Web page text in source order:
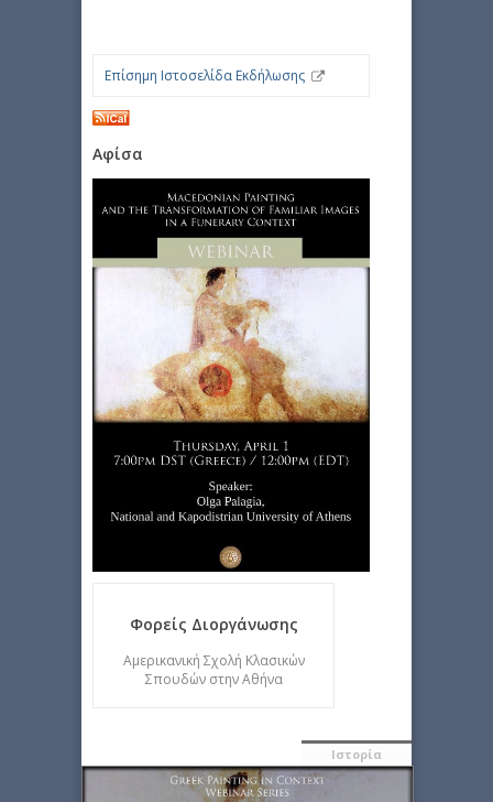
Επίσημη Ιστοσελίδα Εκδήλωσης
Αφίσα
Φορείς Διοργάνωσης
Αμερικανική Σχολή Κλασικών
Σπουδών στην Αθήνα
Ιστορία